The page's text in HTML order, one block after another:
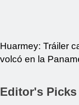
Huarmey: Tráiler
volcó en la
Editor's Picks